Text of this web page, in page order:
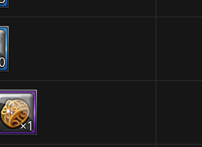
×1